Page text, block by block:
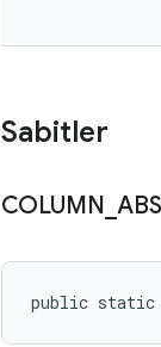
Sabitler
COLUMN
public static